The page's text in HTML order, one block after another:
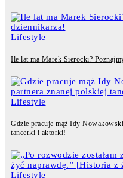
Lifestyle
Ile lat ma Marek Sierocki?
Lifestyle
Gdzie pracuje mąż Idy
tancerki i aktorki!
Lifestyle